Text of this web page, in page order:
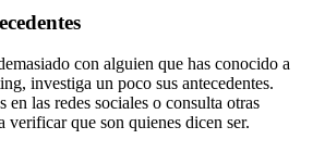
con alguien que has conocido a
investiga un poco sus antecedentes.
en las redes sociales o consulta otras
verificar que son quienes dicen ser.